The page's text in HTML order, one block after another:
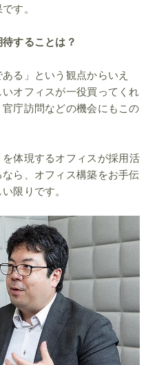
す。
することは？
る」という観点からいえ
オフィスが一役買ってくれ
庁訪問などの機会にもこの
を体現するオフィスが採用活
ら、オフィス構築をお手伝
限りです。